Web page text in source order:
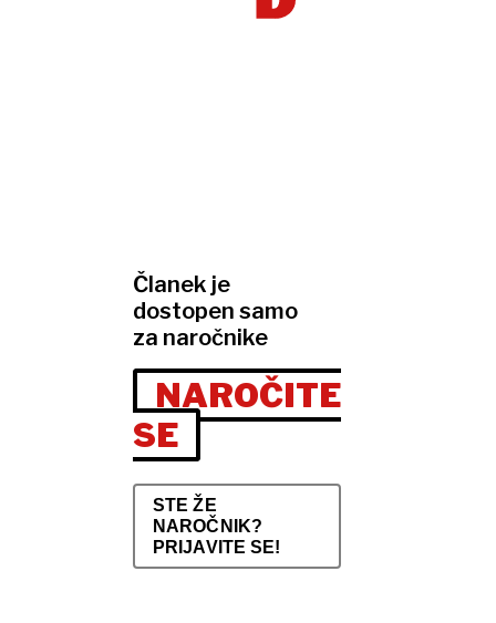
Članek je
dostopen samo
za naročnike
NAROČITE
SE
STE ŽE
NAROČNIK?
PRIJAVITE SE!